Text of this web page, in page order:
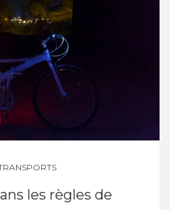
les règles de